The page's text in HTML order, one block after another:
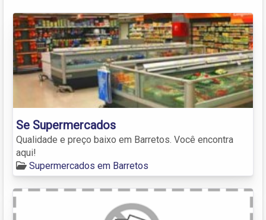
Se Supermercados
Qualidade e preço baixo em Barretos. Você encontra
aqui!
Supermercados em Barretos